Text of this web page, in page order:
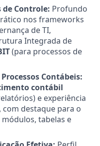
Controle: Profundo
nos frameworks
de TI,
Integrada de
(para processos de
Contábeis:
contábil
e experiência
com destaque para o
tabelas e